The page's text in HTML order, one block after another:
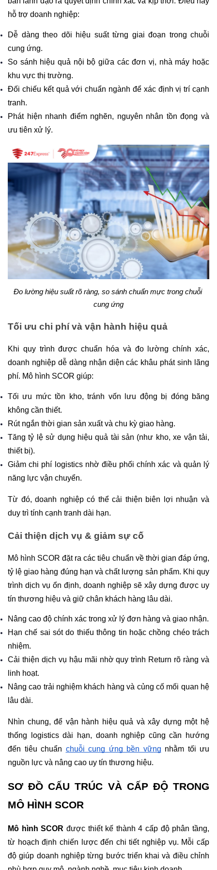
hỗ trợ doanh nghiệp:
Dễ dàng theo dõi hiệu suất từng giai đoạn trong chuỗi
cung ứng.
So sánh hiệu quả nội bộ giữa các đơn vị, nhà máy hoặc
khu vực thị trường.
Đối chiếu kết quả với chuẩn ngành để xác định vị trí cạnh
tranh.
Phát hiện nhanh điểm nghẽn, nguyên nhân tồn đọng và
ưu tiên xử lý.
Đo lường hiệu suất rõ ràng, so sánh chuẩn mực trong chuỗi
cung ứng
Tối ưu chi phí và vận hành hiệu quả
Khi quy trình được chuẩn hóa và đo lường chính xác,
doanh nghiệp dễ dàng nhận diện các khâu phát sinh lãng
phí. Mô hình SCOR giúp:
Tối ưu mức tồn kho, tránh vốn lưu động bị đóng băng
không cần thiết.
Rút ngắn thời gian sản xuất và chu kỳ giao hàng.
Tăng tỷ lệ sử dụng hiệu quả tài sản (như kho, xe vận tải,
thiết bị).
Giảm chi phí logistics nhờ điều phối chính xác và quản lý
năng lực vận chuyển.
Từ đó, doanh nghiệp có thể cải thiện biên lợi nhuận và
duy trì tính cạnh tranh dài hạn.
Cải thiện dịch vụ & giảm sự cố
Mô hình SCOR đặt ra các tiêu chuẩn về thời gian đáp ứng,
tỷ lệ giao hàng đúng hạn và chất lượng sản phẩm. Khi quy
trình dịch vụ ổn định, doanh nghiệp sẽ xây dựng được uy
tín thương hiệu và giữ chân khách hàng lâu dài.
Nâng cao độ chính xác trong xử lý đơn hàng và giao nhận.
Hạn chế sai sót do thiếu thông tin hoặc chồng chéo trách
nhiệm.
Cải thiện dịch vụ hậu mãi nhờ quy trình Return rõ ràng và
linh hoạt.
Nâng cao trải nghiệm khách hàng và củng cố mối quan hệ
lâu dài.
Nhìn chung, để vận hành hiệu quả và xây dựng một hệ
thống logistics dài hạn, doanh nghiệp cũng cần hướng
đến tiêu chuẩn chuỗi cung ứng bền vững nhằm tối ưu
nguồn lực và nâng cao uy tín thương hiệu.
SƠ ĐỒ CẤU TRÚC VÀ CẤP ĐỘ TRONG
MÔ HÌNH SCOR
Mô hình SCOR được thiết kế thành 4 cấp độ phân tầng,
từ hoạch định chiến lược đến chi tiết nghiệp vụ. Mỗi cấp
độ giúp doanh nghiệp từng bước triển khai và điều chỉnh